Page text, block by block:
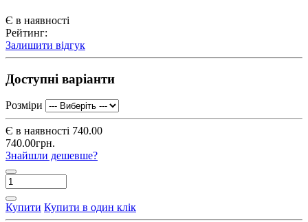
Є в наявності
Рейтинг:
Залишити відгук
Доступні варіанти
Розміри
Є в наявності 740.00
740.00грн.
Знайшли дешевше?
Купити Купити в один клік